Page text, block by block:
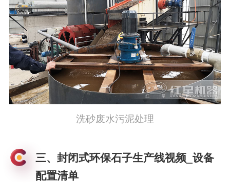
洗砂废水污泥处理
三、封闭式环保石子生产线视频_设备
配置清单